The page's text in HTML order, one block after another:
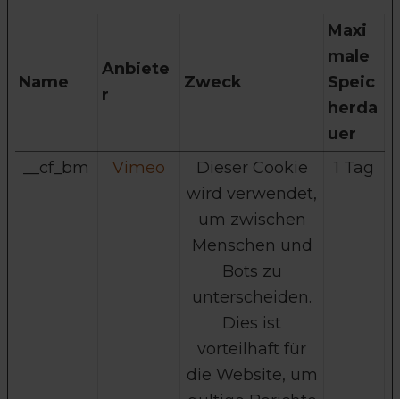
Name
Anbiete
r
Zweck
Maxi
male
Speic
herda
uer
__cf_bm
Vimeo
Dieser Cookie
wird verwendet,
um zwischen
Menschen und
Bots zu
unterscheiden.
Dies ist
vorteilhaft für
die Website, um
1 Tag